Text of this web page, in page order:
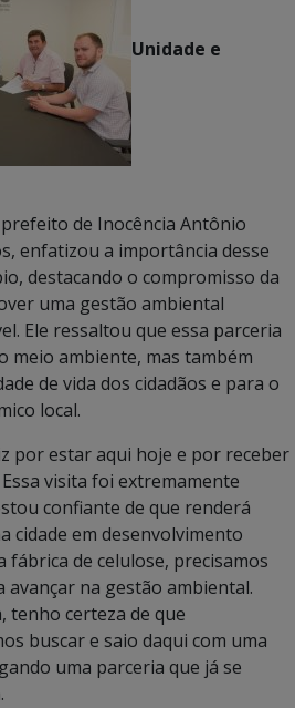
Unidade e
de Inocência Antônio
enfatizou a importância desse
destacando o compromisso da
uma gestão ambiental
Ele ressaltou que essa parceria
meio ambiente, mas também
de vida dos cidadãos e para o
local.
por estar aqui hoje e por receber
visita foi extremamente
confiante de que renderá
cidade em desenvolvimento
de celulose, precisamos
avançar na gestão ambiental.
tenho certeza de que
buscar e saio daqui com uma
uma parceria que já se